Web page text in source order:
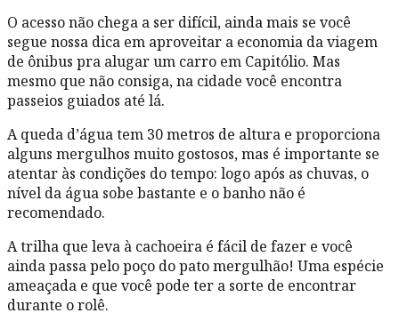
O acesso não chega a ser difícil, ainda mais se você
segue nossa dica em aproveitar a economia da viagem
de ônibus pra alugar um carro em Capitólio. Mas
mesmo que não consiga, na cidade você encontra
passeios guiados até lá.
A queda d’água tem 30 metros de altura e proporciona
alguns mergulhos muito gostosos, mas é importante se
atentar às condições do tempo: logo após as chuvas, o
nível da água sobe bastante e o banho não é
recomendado.
A trilha que leva à cachoeira é fácil de fazer e você
ainda passa pelo poço do pato mergulhão! Uma espécie
ameaçada e que você pode ter a sorte de encontrar
durante o rolê.